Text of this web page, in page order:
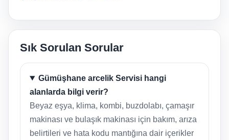
Sık Sorulan Sorular
Gümüşhane arcelik Servisi hangi
alanlarda bilgi verir?
Beyaz eşya, klima, kombi, buzdolabı, çamaşır
makinası ve bulaşık makinası için bakım, arıza
belirtileri ve hata kodu mantığına dair içerikler